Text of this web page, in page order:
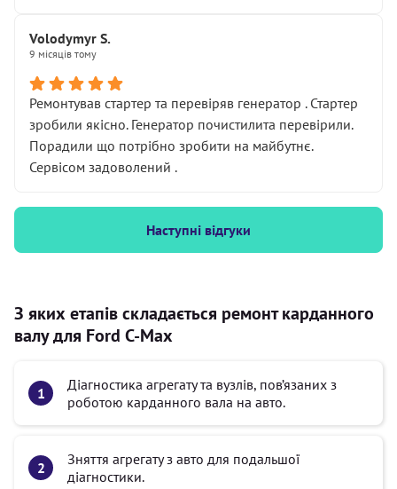
Volodymyr S.
9 місяців тому
Ремонтував стартер та перевіряв генератор . Стартер
зробили якісно. Генератор почистилита перевірили.
Порадили що потрібно зробити на майбутнє.
Сервісом задоволений .
Наступні відгуки
З яких етапів складається ремонт карданного
валу для Ford C-Max
Діагностика агрегату та вузлів, пов’язаних з
роботою карданного вала на авто.
Зняття агрегату з авто для подальшої
діагностики.